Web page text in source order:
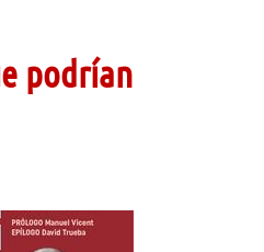
podrían